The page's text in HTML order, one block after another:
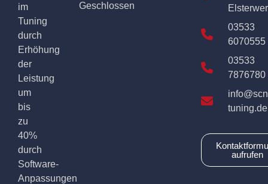
im
Tuning
durch
Erhöhung
der
Leistung
um
bis
zu
40%
durch
Software-
Anpassungen
Geschlossen
03533
6070555
03533
7876780
tuning.de
aufrufen